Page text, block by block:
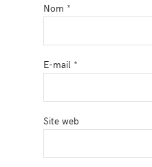
Nom *
E-mail *
Site web